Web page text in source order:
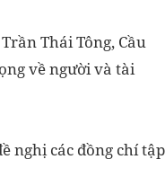
Thái Tông, Cầu
về người và tài
nghị các đồng chí tập